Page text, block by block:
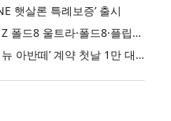
햇살론 특례보증’ 출시
삼성전자, ‘갤럭시 Z 폴드8 울트라·폴드8·플립8’과 ‘갤럭시 워치 울트라2·워치9’ 국내 공식 출시
현대자동차 ‘디 올 뉴 아반떼’ 계약 첫날 1만 대 돌파